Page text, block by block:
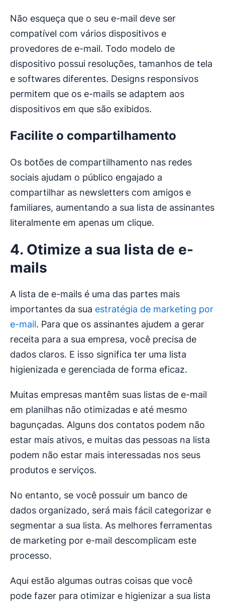
Não esqueça que o seu e-mail deve ser
compatível com vários dispositivos e
provedores de e-mail. Todo modelo de
dispositivo possui resoluções, tamanhos de tela
e softwares diferentes. Designs responsivos
permitem que os e-mails se adaptem aos
dispositivos em que são exibidos.
Facilite o compartilhamento
Os botões de compartilhamento nas redes
sociais ajudam o público engajado a
compartilhar as newsletters com amigos e
familiares, aumentando a sua lista de assinantes
literalmente em apenas um clique.
4. Otimize a sua lista de e-
mails
A lista de e-mails é uma das partes mais
importantes da sua estratégia de marketing por
e-mail. Para que os assinantes ajudem a gerar
receita para a sua empresa, você precisa de
dados claros. E isso significa ter uma lista
higienizada e gerenciada de forma eficaz.
Muitas empresas mantêm suas listas de e-mail
em planilhas não otimizadas e até mesmo
bagunçadas. Alguns dos contatos podem não
estar mais ativos, e muitas das pessoas na lista
podem não estar mais interessadas nos seus
produtos e serviços.
No entanto, se você possuir um banco de
dados organizado, será mais fácil categorizar e
segmentar a sua lista. As melhores ferramentas
de marketing por e-mail descomplicam este
processo.
Aqui estão algumas outras coisas que você
pode fazer para otimizar e higienizar a sua lista